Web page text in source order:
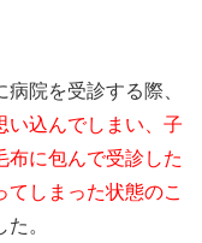
院を受診する際、
い込んでしまい、子
布に包んで受診した
てしまった状態のこ
。